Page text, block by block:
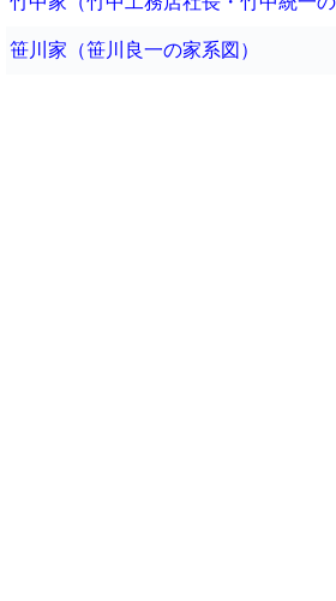
笹川家（笹川良一の家系図）